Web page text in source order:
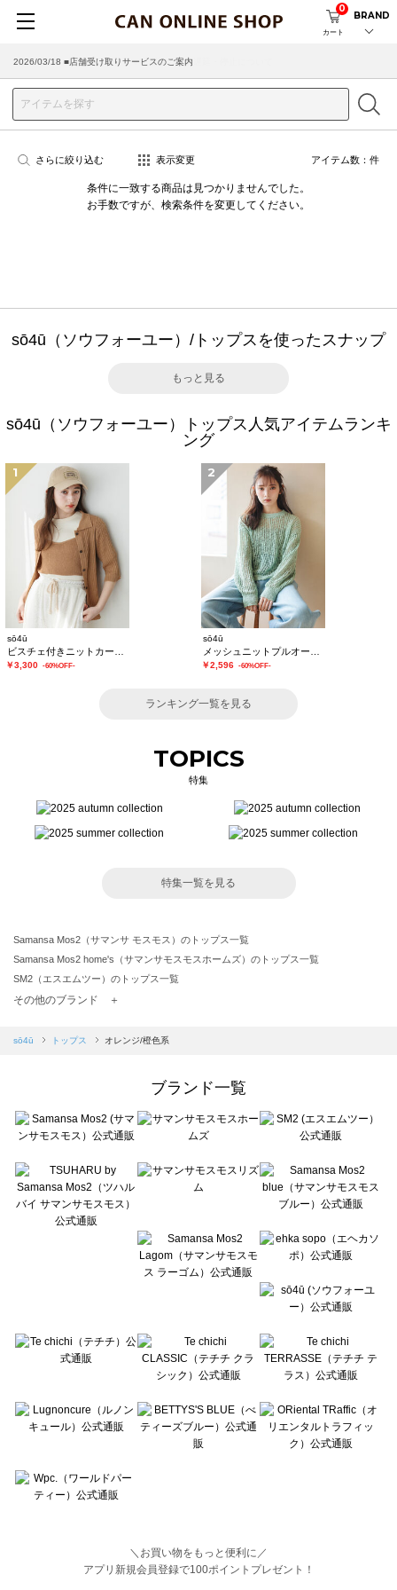
カート
0
BRAND
2026/03/18 ■店舗受け取りサービスのご案内
さらに絞り込む 表示変更 アイテム数： 件
条件に一致する商品は見つかりませんでした。
お手数ですが、検索条件を変更してください。
sō4ū（ソウフォーユー）/トップスを使ったスナップ
もっと見る
sō4ū（ソウフォーユー）トップス人気アイテムランキ
ング
1
sō4ū
￥3,300 -60%OFF-
2
sō4ū
￥2,596 -60%OFF-
ランキング一覧を見る
TOPICS
特集
特集一覧を見る
Samansa Mos2（サマンサ モスモス）のトップス一覧
Samansa Mos2 home's（サマンサモスモスホームズ）のトップス一覧
SM2（エスエムツー）のトップス一覧
TSUHARU by Samansa Mos2（ツハルバイサマンサモスモス）のトップス一覧
Samansa Mos2 blue（サマンサモスモス ブルー）のトップス一覧
sō4ū（ソウフォーユー）のトップス一覧
Te chichi（テチチ）のトップス一覧
Te chichi CLASSIC（テチチ クラシック）のトップス一覧
Lugnoncure（ルノンキュール）のトップス一覧
BETTY'S BLUE（べティーズブルー）のトップス一覧
Wpc.（ワールドパーティー）のトップス一覧
その他のブランド ＋
sō4ū トップス オレンジ/橙色系
ブランド一覧
＼お買い物をもっと便利に／
アプリ新規会員登録で100ポイントプレゼント！